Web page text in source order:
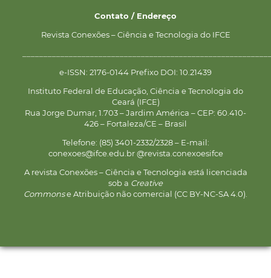
Contato / Endereço
Revista Conexões – Ciência e Tecnologia do IFCE
e-ISSN: 2176-0144 Prefixo DOI: 10.21439
Instituto Federal de Educação, Ciência e Tecnologia do
Ceará (IFCE)
Rua Jorge Dumar, 1.703 – Jardim América – CEP: 60.410-
426 – Fortaleza/CE – Brasil
Telefone: (85) 3401-2332/2328 – E-mail:
conexoes@ifce.edu.br @revista.conexoesifce
A revista Conexões – Ciência e Tecnologia está licenciada
sob a Creative
Commonse Atribuição não comercial (CC BY-NC-SA 4.0).